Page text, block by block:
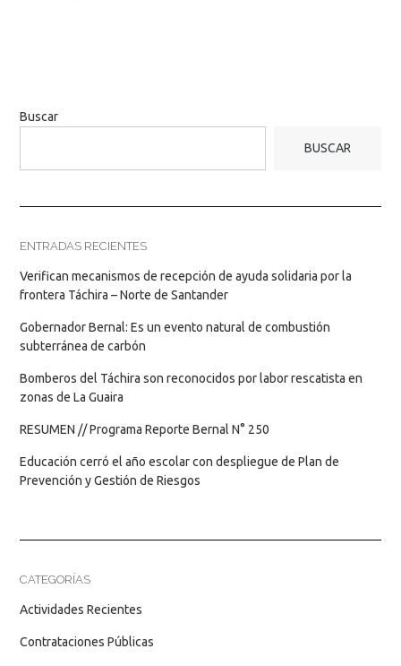
Buscar
BUSCAR
ENTRADAS RECIENTES
Verifican mecanismos de recepción de ayuda solidaria por la
frontera Táchira – Norte de Santander
Gobernador Bernal: Es un evento natural de combustión
subterránea de carbón
Bomberos del Táchira son reconocidos por labor rescatista en
zonas de La Guaira
RESUMEN // Programa Reporte Bernal N° 250
Educación cerró el año escolar con despliegue de Plan de
Prevención y Gestión de Riesgos
CATEGORÍAS
Actividades Recientes
Contrataciones Públicas